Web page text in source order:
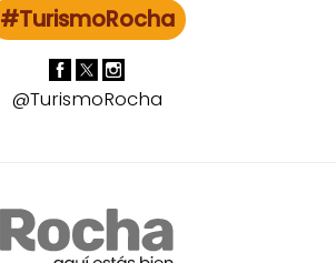
#TurismoRocha
@TurismoRocha